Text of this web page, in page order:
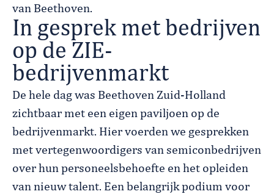
van Beethoven.
In gesprek met bedrijven
op de ZIE-
bedrijvenmarkt
De hele dag was Beethoven Zuid-Holland
zichtbaar met een eigen paviljoen op de
bedrijvenmarkt. Hier voerden we gesprekken
met vertegenwoordigers van semiconbedrijven
over hun personeelsbehoefte en het opleiden
van nieuw talent. Een belangrijk podium voor